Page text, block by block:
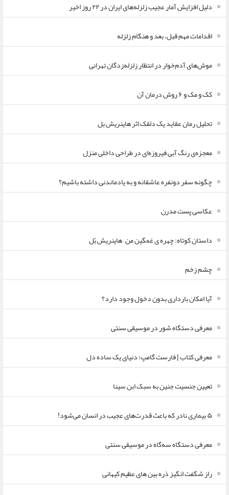
دلیل افزایش آمار عجیب زلزله‌های ایران در ۲۲ روز اخیر
اقدامات مهم قبل، بعد و هنگام زلزله
موش‌های آدم‌خوار در انتظار زلزله‌زدگان تهرانی
کک و مک و ۶ روش درمان آن
تحلیل رمان عقاید یک دلقک اثر هاینریش بل
معجزه‌ی رنگ آبی فیروزه‌ای در طراحی داخلی منزل
چگونه سفر دونفره عاشقانه و به یادماندنی داشته باشیم؟
عکاسی پست مدرن
داستان کوتاه: چهره ی غمگین من – هاینریش بُل
چشم زخم
آیا امکان بارداری بدون دخول وجود دارد؟
معرفی دستگاه شور در موسیقی سنتی
معرفی کتاب | فارست گامپ؛ دنیای یک ساده دل
تعیین جنسیت جنین به سبک ابن سینا
۵ بیماری نادر که باعث قدرت‌های عجیب در انسان می‌شود!
معرفی دستگاه سه‌گاه در موسیقی سنتی
راز شگفت انگیز ذره بین های عظیم کیهانی